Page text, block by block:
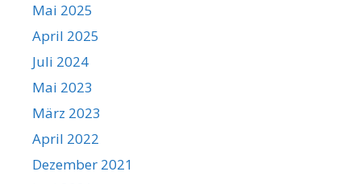
Mai 2025
April 2025
Juli 2024
Mai 2023
März 2023
April 2022
Dezember 2021